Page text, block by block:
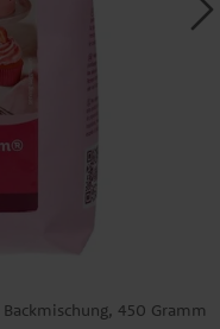
450 Gramm